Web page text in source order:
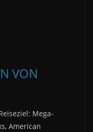
VON
Mega-
American